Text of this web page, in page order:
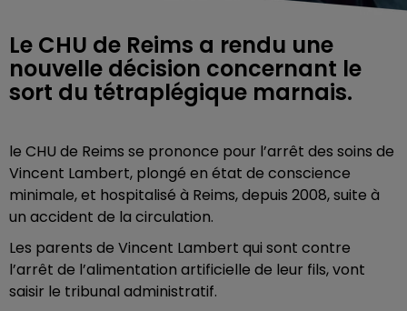
Le CHU de Reims a rendu une
nouvelle décision concernant le
sort du tétraplégique marnais.
le CHU de Reims se prononce pour l’arrêt des soins de
Vincent Lambert, plongé en état de conscience
minimale, et hospitalisé à Reims, depuis 2008, suite à
un accident de la circulation.
Les parents de Vincent Lambert qui sont contre
l’arrêt de l’alimentation artificielle de leur fils, vont
saisir le tribunal administratif.